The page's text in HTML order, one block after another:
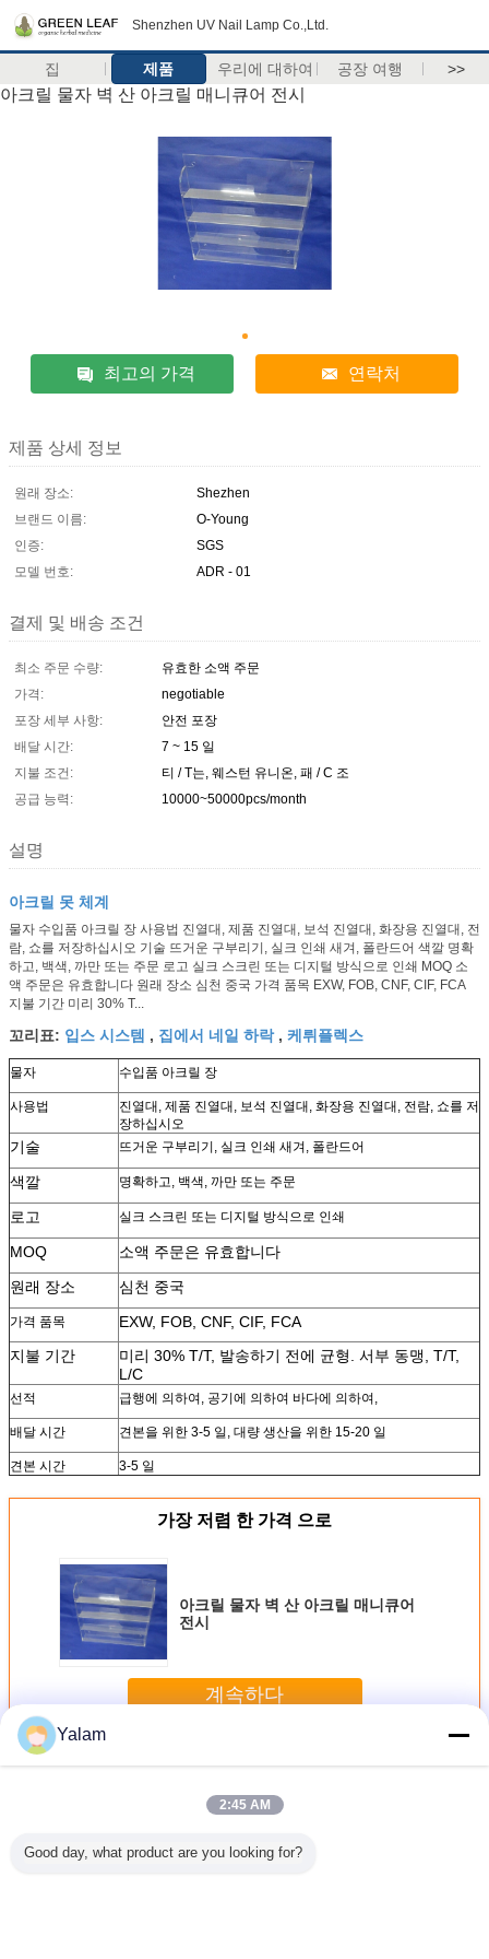
Shenzhen UV Nail Lamp Co.,Ltd.
집 제품 우리에 대하여 공장 여행 >>
아크릴 물자 벽 산 아크릴 매니큐어 전시
최고의 가격 연락처
제품 상세 정보
원래 장소:
Shezhen
브랜드 이름:
O-Young
인증:
SGS
모델 번호:
ADR - 01
결제 및 배송 조건
최소 주문 수량:
유효한 소액 주문
가격:
negotiable
포장 세부 사항:
안전 포장
배달 시간:
7 ~ 15 일
지불 조건:
티 / T는, 웨스턴 유니온, 패 / C 조
공급 능력:
10000~50000pcs/month
설명
아크릴 못 체계
물자 수입품 아크릴 장 사용법 진열대, 제품 진열대, 보석 진열대, 화장용 진열대, 전
람, 쇼를 저장하십시오 기술 뜨거운 구부리기, 실크 인쇄 새겨, 폴란드어 색깔 명확
하고, 백색, 까만 또는 주문 로고 실크 스크린 또는 디지털 방식으로 인쇄 MOQ 소
액 주문은 유효합니다 원래 장소 심천 중국 가격 품목 EXW, FOB, CNF, CIF, FCA
지불 기간 미리 30% T...
꼬리표: 입스 시스템 , 집에서 네일 하락, 케뤼플렉스
물자 수입품 아크릴 장
사용법
진열대, 제품 진열대, 보석 진열대, 화장용 진열대, 전람, 쇼를 저
장하십시오
기술 뜨거운 구부리기, 실크 인쇄 새겨, 폴란드어
색깔 명확하고, 백색, 까만 또는 주문
로고 실크 스크린 또는 디지털 방식으로 인쇄
MOQ
소액 주문은 유효합니다
원래 장소
심천 중국
가격 품목
EXW, FOB, CNF, CIF, FCA
지불 기간
미리 30% T/T, 발송하기 전에 균형. 서부 동맹, T/T,
L/C
선적 급행에 의하여, 공기에 의하여 바다에 의하여,
배달 시간 견본을 위한 3-5 일, 대량 생산을 위한 15-20 일
견본 시간 3-5 일
가장 저렴 한 가격 으로
아크릴 물자 벽 산 아크릴 매니큐어
전시
계속하다
더 많은 것
Yalam
2:45 AM
Good day, what product are you looking for?